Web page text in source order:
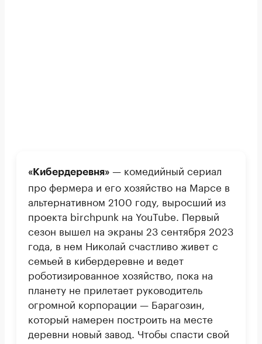
«Кибердеревня» — комедийный сериал
про фермера и его хозяйство на Марсе в
альтернативном 2100 году, выросший из
проекта birchpunk на YouTube. Первый
сезон вышел на экраны 23 сентября 2023
года, в нем Николай счастливо живет с
семьей в кибердеревне и ведет
роботизированное хозяйство, пока на
планету не прилетает руководитель
огромной корпорации — Барагозин,
который намерен построить на месте
деревни новый завод. Чтобы спасти свой